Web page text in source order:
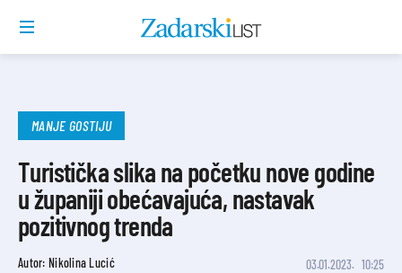
MANJE GOSTIJU
Turistička slika na početku nove godine
u županiji obećavajuća, nastavak
pozitivnog trenda
Autor: Nikolina Lucić 03.01.2023. 10:25